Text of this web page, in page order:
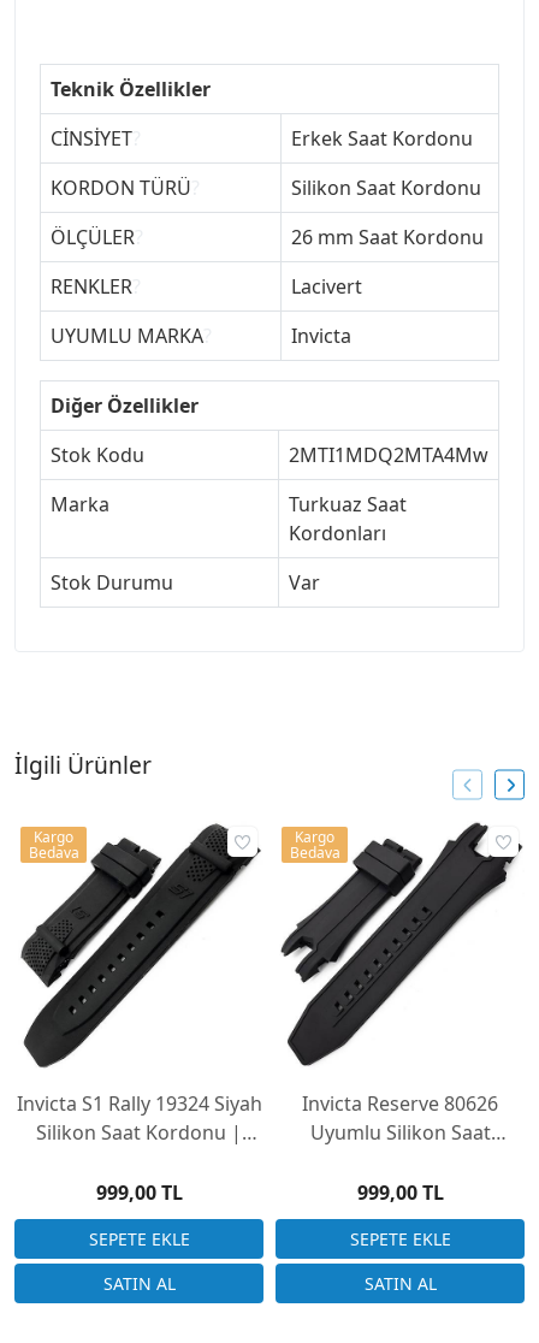
Teknik Özellikler
CİNSİYET
Erkek Saat Kordonu
KORDON TÜRÜ
Silikon Saat Kordonu
ÖLÇÜLER
26 mm Saat Kordonu
RENKLER
Lacivert
UYUMLU MARKA
Invicta
Diğer Özellikler
Stok Kodu
2MTI1MDQ2MTA4Mw
Marka
Turkuaz Saat
Kordonları
Stok Durumu
Var
İlgili Ürünler
Invicta S1 Rally 19324 Siyah
Silikon Saat Kordonu |
999,00 TL
Kargo
Bedava
Invicta Reserve 80626
Uyumlu Silikon Saat
999,00 TL
Kargo
Bedava